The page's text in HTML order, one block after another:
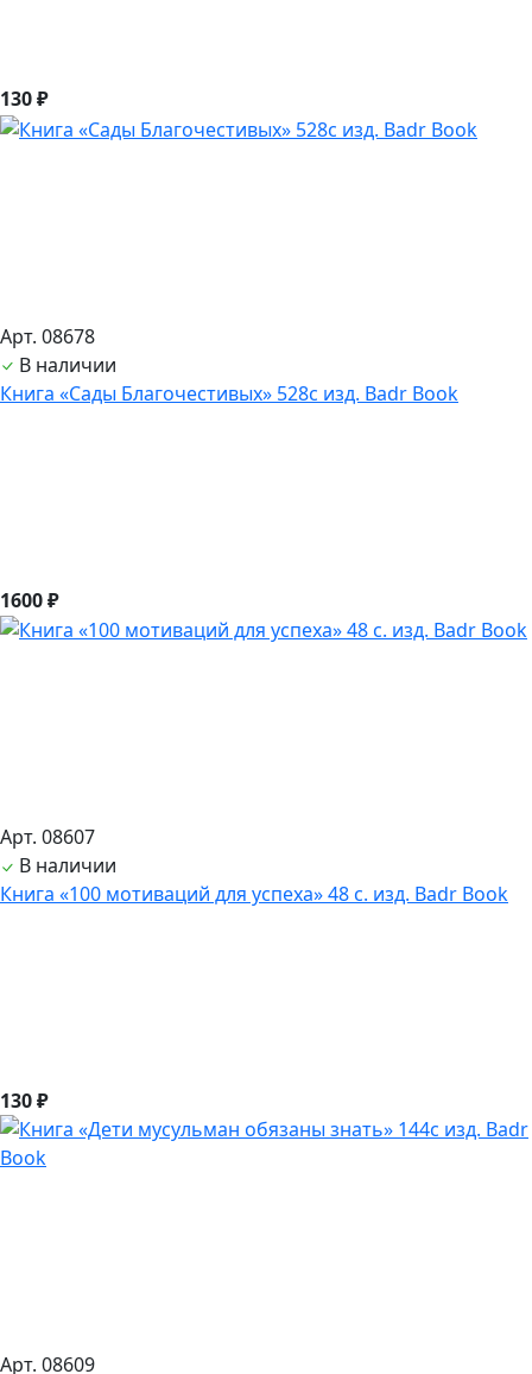
130 ₽
Арт. 08678
В наличии
Книга «Сады Благочестивых» 528с изд. Badr Book
1600 ₽
Арт. 08607
В наличии
Книга «100 мотиваций для успеха» 48 с. изд. Badr Book
130 ₽
Арт. 08609